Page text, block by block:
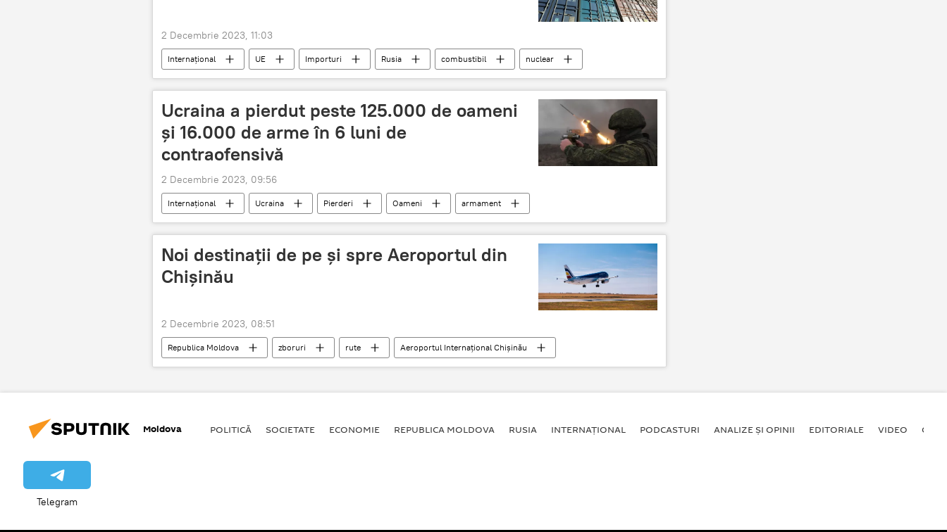
2 Decembrie 2023, 11:03
Internațional UE Importuri Rusia combustibil nuclear
Ucraina a pierdut peste 125.000 de oameni
și 16.000 de arme în 6 luni de
contraofensivă
2 Decembrie 2023, 09:56
Internațional Ucraina Pierderi Oameni armament
Noi destinații de pe și spre Aeroportul din
Chișinău
2 Decembrie 2023, 08:51
Republica Moldova zboruri rute Aeroportul Internațional Chișinău
Moldova POLITICĂ SOCIETATE ECONOMIE REPUBLICA MOLDOVA RUSIA INTERNAȚIONAL PODCASTURI ANALIZE ȘI OPINII EDITORIALE VIDEO
Telegram